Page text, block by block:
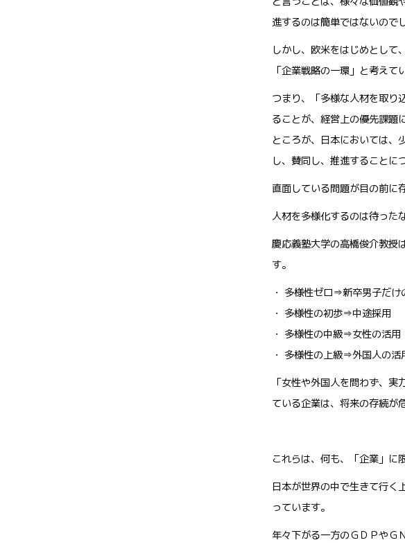
進するのは簡単ではないので
しかし、欧米をはじめとして
「企業戦略の一環」と考えて
つまり、「多様な人材を取り
ることが、経営上の優先課題
ところが、日本においては、
し、賛同し、推進することに
直面している問題が目の前に
人材を多様化するのは待った
慶応義塾大学の高橋俊介教授
す。
・ 多様性ゼロ⇒新卒男子だけ
・ 多様性の初歩⇒中途採用
・ 多様性の中級⇒女性の活用
・ 多様性の上級⇒外国人の活
「女性や外国人を問わず、
ている企業は、将来の存続が
これらは、何も、「企業」に
日本が世界の中で生きて行く
っています。
年々下がる一方のＧＤＰやＧ